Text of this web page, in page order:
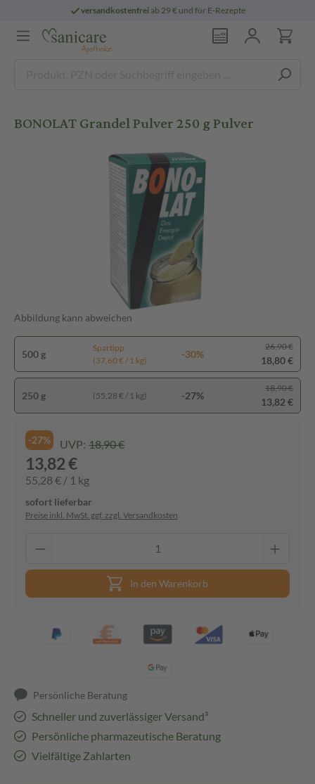
versandkostenfreiab 29 € und für E-Rezepte
BONOLAT Grandel Pulver 250 g Pulver
Abbildung kann abweichen
500 g
Spartipp
(37,60 € / 1 kg)
-30%
26,90 €
18,80 €
250 g (55,28 € / 1 kg) -27%
18,90 €
13,82 €
-27% UVP: 18,90 €
13,82 €
55,28 € / 1 kg
sofort lieferbar
Preise inkl. MwSt. ggf. zzgl. Versandkosten
In den Warenkorb
Persönliche Beratung
Schneller und zuverlässiger Versand³
Persönliche pharmazeutische Beratung
Vielfältige Zahlarten